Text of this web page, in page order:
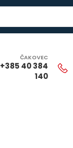
ČAKOVEC
+385 40 384
140